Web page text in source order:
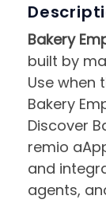
Bakery
built by
Use when
Bakery
Discover
remio
and
agents,